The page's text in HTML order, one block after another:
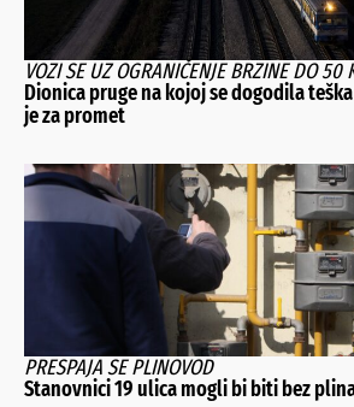
VOZI SE UZ OGRANIČENJE BRZINE DO 50
Dionica pruge na kojoj se dogodila
je za promet
PRESPAJA SE PLINOVOD
Stanovnici 19 ulica mogli bi biti bez